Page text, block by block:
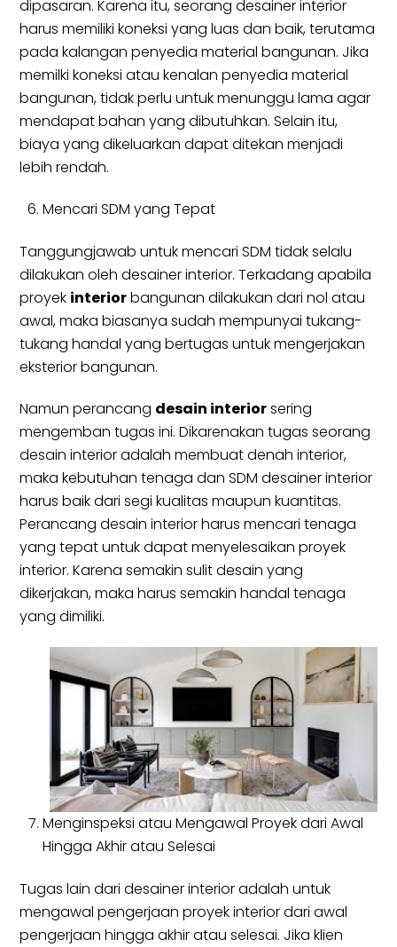
dipasaran. Karena itu, seorang desainer interior
harus memiliki koneksi yang luas dan baik, terutama
pada kalangan penyedia material bangunan. Jika
memilki koneksi atau kenalan penyedia material
bangunan, tidak perlu untuk menunggu lama agar
mendapat bahan yang dibutuhkan. Selain itu,
biaya yang dikeluarkan dapat ditekan menjadi
lebih rendah.
Mencari SDM yang Tepat
Tanggungjawab untuk mencari SDM tidak selalu
dilakukan oleh desainer interior. Terkadang apabila
proyek interiorbangunan dilakukan dari nol atau
awal, maka biasanya sudah mempunyai tukang-
tukang handal yang bertugas untuk mengerjakan
eksterior bangunan.
Namun perancang desain interiorsering
mengemban tugas ini. Dikarenakan tugas seorang
desain interior adalah membuat denah interior,
maka kebutuhan tenaga dan SDM desainer interior
harus baik dari segi kualitas maupun kuantitas.
Perancang desain interior harus mencari tenaga
yang tepat untuk dapat menyelesaikan proyek
interior. Karena semakin sulit desain yang
dikerjakan, maka harus semakin handal tenaga
yang dimiliki.
Menginspeksi atau Mengawal Proyek dari Awal
Hingga Akhir atau Selesai
Tugas lain dari desainer interior adalah untuk
mengawal pengerjaan proyek interior dari awal
pengerjaan hingga akhir atau selesai. Jika klien